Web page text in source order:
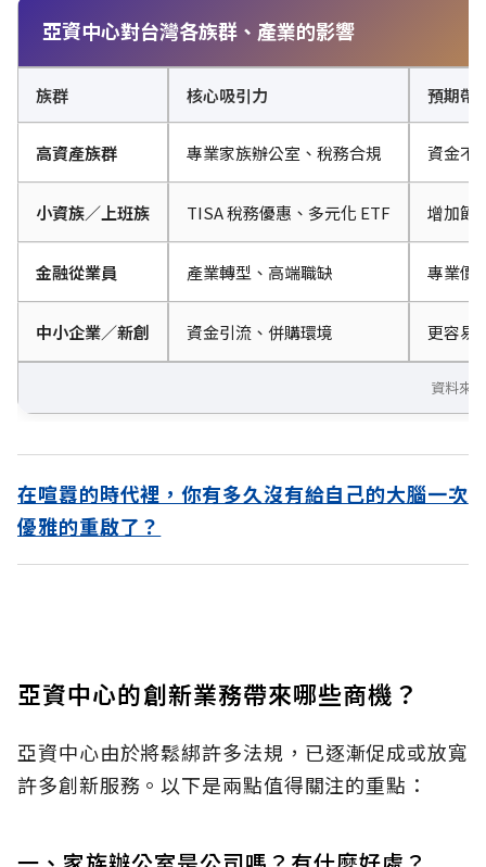
亞資中心對台灣各族群、產業的影響
族群 核心吸引力 預期帶
高資產族群 專業家族辦公室、稅務合規 資金不
小資族／上班族 TISA 稅務優惠、多元化 ETF 增加節
金融從業員 產業轉型、高端職缺 專業價
中小企業／新創 資金引流、併購環境 更容易
資料來
在喧囂的時代裡，你有多久沒有給自己的大腦一次
優雅的重啟了？
亞資中心的創新業務帶來哪些商機？
亞資中心由於將鬆綁許多法規，已逐漸促成或放寬
許多創新服務。以下是兩點值得關注的重點：